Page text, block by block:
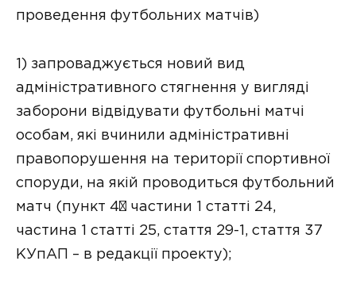
проведення футбольних матчів)
1) запроваджується новий вид
адміністративного стягнення у вигляді
заборони відвідувати футбольні матчі
особам, які вчинили адміністративні
правопорушення на території спортивної
споруди, на якій проводиться футбольний
матч (пункт 4¹ частини 1 статті 24,
частина 1 статті 25, стаття 29-1, стаття 37
КУпАП – в редакції проекту);